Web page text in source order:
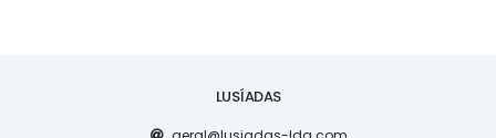
LUSÍADAS